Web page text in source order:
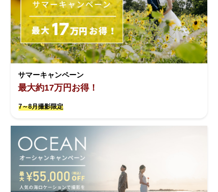
サマーキャンペーン
最大約17万円お得！
7～8月撮影限定